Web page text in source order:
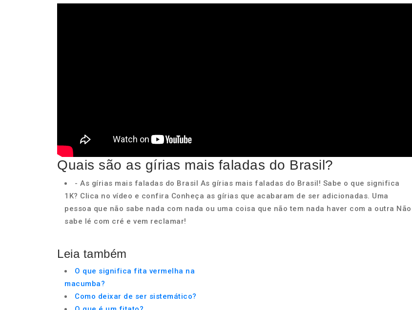
Quais são as gírias mais faladas do Brasil?
- As gírias mais faladas do Brasil As gírias mais faladas do Brasil! Sabe o que significa
1K? Clica no vídeo e confira Conheça as gírias que acabaram de ser adicionadas. Uma
pessoa que não sabe nada com nada ou uma coisa que não tem nada haver com a outra Não
sabe lé com cré e vem reclamar!
Leia também
O que significa fita vermelha na
macumba?
Como deixar de ser sistemático?